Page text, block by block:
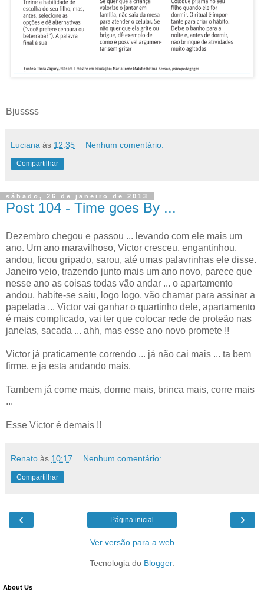
Bjussss
Luciana às 12:35 Nenhum comentário:
Compartilhar
sábado, 26 de janeiro de 2013
Post 104 - Time goes By ...
Dezembro chegou e passou ... levando com ele mais um
ano. Um ano maravilhoso, Victor cresceu, engantinhou,
andou, ficou gripado, sarou, até umas palavrinhas ele disse.
Janeiro veio, trazendo junto mais um ano novo, parece que
nesse ano as coisas todas vão andar ... o apartamento
andou, habite-se saiu, logo logo, vão chamar para assinar a
papelada ... Victor vai ganhar o quartinho dele, apartamento
é mais complicado, vai ter que colocar rede de proteão nas
janelas, sacada ... ahh, mas esse ano novo promete !!
Victor já praticamente correndo ... já não cai mais ... ta bem
firme, e ja esta andando mais.
Tambem já come mais, dorme mais, brinca mais, corre mais
...
Esse Victor é demais !!
Renato às 10:17 Nenhum comentário:
Compartilhar
‹ ›
Página inicial
Ver versão para a web
Tecnologia do Blogger.
About Us